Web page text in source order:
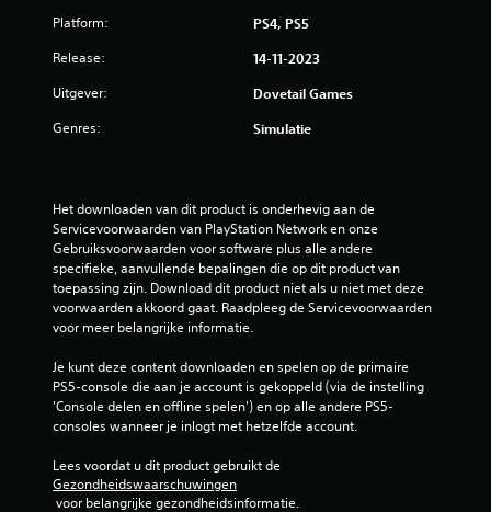
Platform: PS4, PS5
Release: 14-11-2023
Uitgever: Dovetail Games
Genres: Simulatie
Het downloaden van dit product is onderhevig aan de
Servicevoorwaarden van PlayStation Network en onze
Gebruiksvoorwaarden voor software plus alle andere
specifieke, aanvullende bepalingen die op dit product van
toepassing zijn. Download dit product niet als u niet met deze
voorwaarden akkoord gaat. Raadpleeg de Servicevoorwaarden
voor meer belangrijke informatie.
Je kunt deze content downloaden en spelen op de primaire
PS5-console die aan je account is gekoppeld (via de instelling
'Console delen en offline spelen') en op alle andere PS5-
consoles wanneer je inlogt met hetzelfde account.
Lees voordat u dit product gebruikt de
Gezondheidswaarschuwingen
voor belangrijke gezondheidsinformatie.